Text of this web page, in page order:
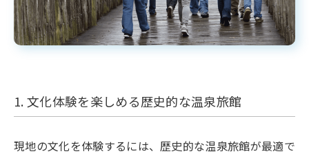
1. 文化体験を楽しめる歴史的な温泉旅館
現地の文化を体験するには、歴史的な温泉旅館が最適で